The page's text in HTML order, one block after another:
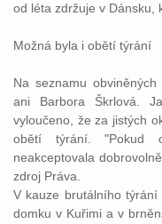
od léta zdržuje v Dánsku,
Možná byla i obětí týrání
Na seznamu
ani Barbora Škrlová.
vyloučeno, že za jistých
obětí týrání. "Pokud
neakceptovala
zdroj Práva
V kauze brutálního
domku v Kuřimi a v